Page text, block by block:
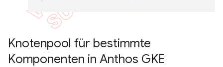
Knotenpool für bestimmte
Komponenten in Anthos GKE